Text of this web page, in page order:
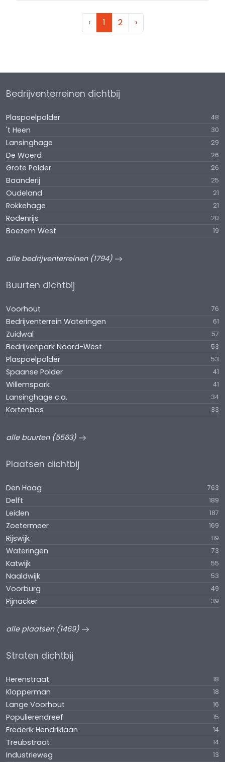
‹ 1 2 ›
Bedrijventerreinen dichtbij
Plaspoelpolder 48
't Heen 30
Lansinghage 29
De Woerd 26
Grote Polder 26
Baanderij 25
Oudeland 21
Rokkehage 21
Rodenrijs 20
Boezem West 19
alle bedrijventerreinen (1794)
Buurten dichtbij
Voorhout 76
Bedrijventerrein Wateringen 61
Zuidwal 57
Bedrijvenpark Noord-West 53
Plaspoelpolder 53
Spaanse Polder 41
Willemspark 41
Lansinghage c.a. 34
Kortenbos 33
alle buurten (5563)
Plaatsen dichtbij
Den Haag 763
Delft 189
Leiden 187
Zoetermeer 169
Rijswijk 119
Wateringen 73
Katwijk 55
Naaldwijk 53
Voorburg 49
Pijnacker 39
alle plaatsen (1469)
Straten dichtbij
Herenstraat 18
Klopperman 18
Lange Voorhout 16
Populierendreef 15
Frederik Hendriklaan 14
Treubstraat 14
Industrieweg 13